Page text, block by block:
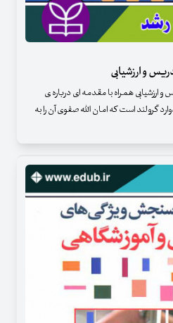
و ارزشیابی
ارزشیابی همراه با مقدمه ای درباره ی
گرولند است که امان الله صفوی آن را به